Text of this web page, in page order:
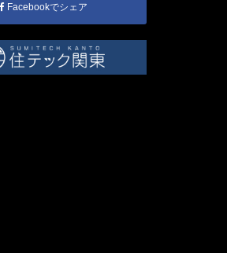
Facebookでシェア